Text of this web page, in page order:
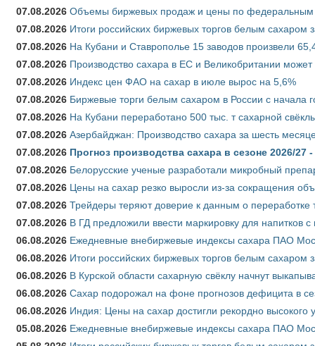
07.08.2026 Объемы биржевых продаж и цены по федеральным
07.08.2026 Итоги российских биржевых торгов белым сахаром
07.08.2026 На Кубани и Ставрополье 15 заводов произвели
07.08.2026 Производство сахара в ЕС и Великобритании
07.08.2026 Индекс цен ФАО на сахар в июле вырос на 5,6%
07.08.2026 Биржевые торги белым сахаром в России с начала
07.08.2026 На Кубани переработано 500 тыс. т сахарной
07.08.2026 Азербайджан: Производство сахара за шесть
07.08.2026 Прогноз производства сахара в сезоне 2026/
07.08.2026 Белорусские ученые разработали микробный
07.08.2026 Цены на сахар резко выросли из-за сокращения
07.08.2026 Трейдеры теряют доверие к данным о переработке
07.08.2026 В ГД предложили ввести маркировку для напитков
06.08.2026 Ежедневные внебиржевые индексы сахара ПАО
06.08.2026 Итоги российских биржевых торгов белым сахаром
06.08.2026 В Курской области сахарную свёклу начнут
06.08.2026 Сахар подорожал на фоне прогнозов дефицита в
06.08.2026 Индия: Цены на сахар достигли рекордно высокого
05.08.2026 Ежедневные внебиржевые индексы сахара ПАО